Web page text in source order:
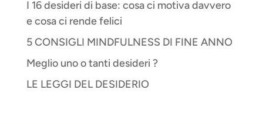
I 16 desideri di base: cosa ci motiva davvero
e cosa ci rende felici
5 CONSIGLI MINDFULNESS DI FINE ANNO
Meglio uno o tanti desideri ?
LE LEGGI DEL DESIDERIO